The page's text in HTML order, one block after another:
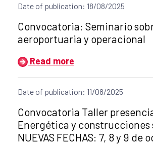
Date of publication: 18/08/2025
Title of the announcement:
Convocatoria: Seminario
aeroportuaria y operacional
Read more
Date of publication: 11/08/2025
Title of the announcement:
Convocatoria Taller
Energética y construcciones
NUEVAS FECHAS: 7, 8 y 9 de